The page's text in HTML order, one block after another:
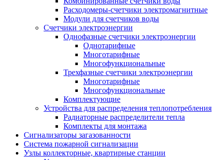
Расходомеры-счетчики электромагнитные
Модули для счетчиков воды
Счетчики электроэнергии
Однофазные счетчики электроэнергии
Однотарифные
Многотарифные
Многофункциональные
Трехфазные счетчики электроэнергии
Многотарифные
Многофункциональные
Комплектующие
Устройства для распределения теплопотребления
Радиаторные распределители тепла
Комплекты для монтажа
Сигнализаторы загазованности
Система пожарной сигнализации
Узлы коллекторные, квартирные станции